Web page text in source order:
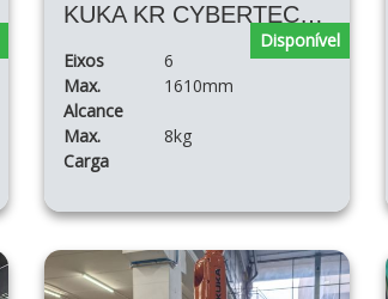
KUKA KR CYBERTECH ARC KR 8 R1610 ARC HW
Eixos
6
Max.
Alcance
1610mm
Max.
Carga
8kg
Disponível